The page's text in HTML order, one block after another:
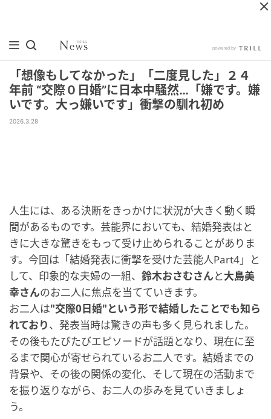
「想像もしてなかった」「二度見した」２４
年前 “交際０日婚”に日本中騒然…「嫌です。嫌
いです。大っ嫌いです」衝撃の馴れ初め
2026.3.28
人生には、ある決断をきっかけに状況が大きく動く瞬
間があるものです。芸能界においても、結婚発表はと
きに大きな驚きをもって受け止められることがありま
す。今回は「結婚発表に衝撃を受けた芸能人Part4」と
して、印象的な夫婦の一組、 鈴木おさむさんと大島美
幸さんのお二人に焦点を当てていきます。
お二人は"交際0日婚"という形で結婚したことでも知ら
れており、発表当時は驚きの声も多く見られました。
その後もたびたびエピソードが話題となり、現在に至
るまで関心が寄せられているお二人です。結婚までの
背景や、その後の関係の変化、そして現在の活動まで
を振り返りながら、お二人の歩みを見ていきましょ
う。